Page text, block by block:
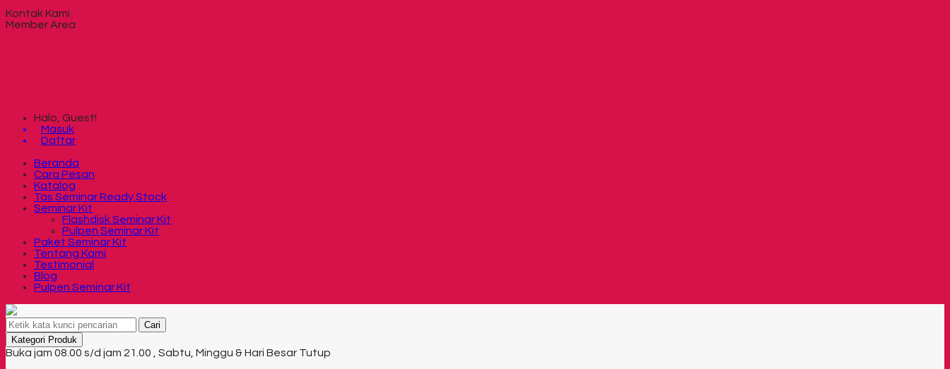
Kontak Kami
Member Area
Halo, Guest!
Masuk
Daftar
Beranda
Cara Pesan
Katalog
Tas Seminar Ready Stock
Seminar Kit
Flashdisk Seminar Kit
Pulpen Seminar Kit
Paket Seminar Kit
Tentang Kami
Testimonial
Blog
Pulpen Seminar Kit
Cari
Kategori Produk
Buka jam 08.00 s/d jam 21.00 , Sabtu, Minggu & Hari Besar Tutup